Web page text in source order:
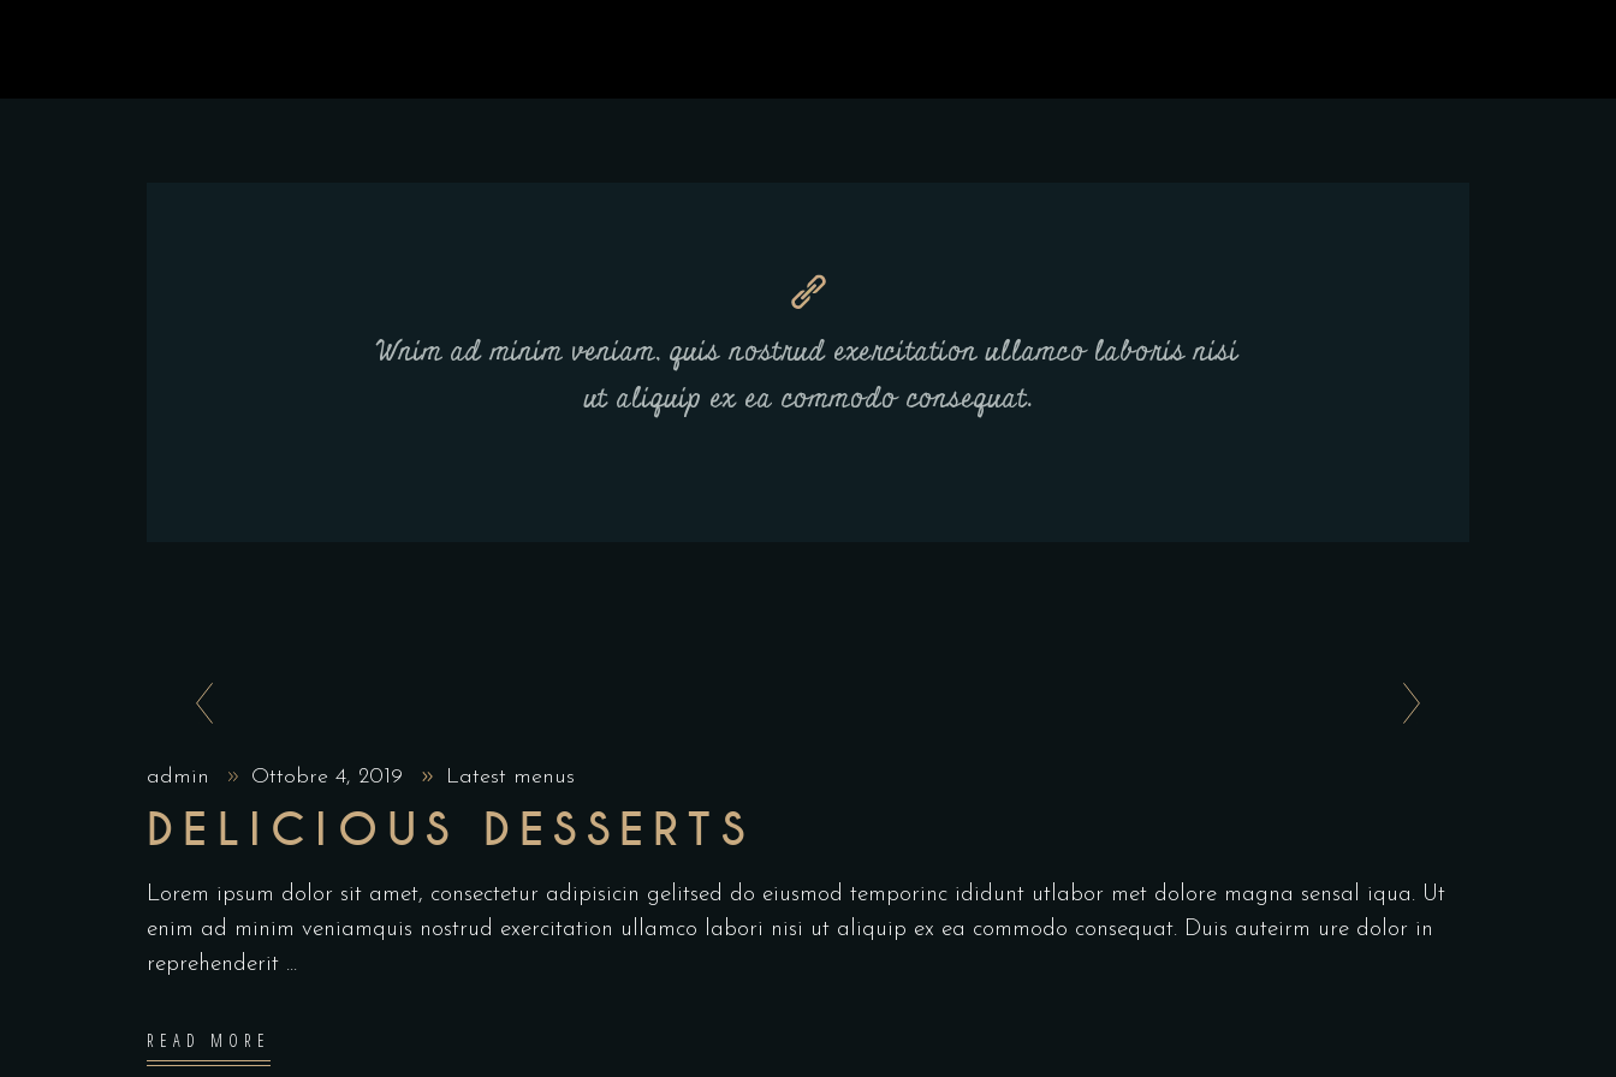
Wnim ad minim veniam, quis nostrud exercitation ullamco laboris nisi
ut aliquip ex ea commodo consequat.
admin Ottobre 4, 2019 Latest menus
DELICIOUS DESSERTS
Lorem ipsum dolor sit amet, consectetur adipisicin gelitsed do eiusmod temporinc ididunt utlabor met dolore magna sensal iqua. Ut
enim ad minim veniamquis nostrud exercitation ullamco labori nisi ut aliquip ex ea commodo consequat. Duis auteirm ure dolor in
reprehenderit
READ MORE